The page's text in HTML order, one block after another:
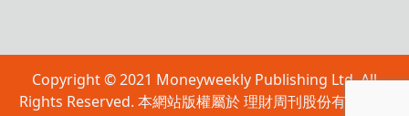
Copyright © 2021 Moneyweekly Publishing Ltd. All
Rights Reserved. 本網站版權屬於 理財周刊股份有限公司